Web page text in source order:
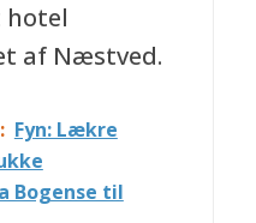
af Næstved.
Fyn: Lækre
Bogense til